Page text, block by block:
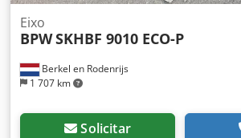
Berkel en Rodenrijs
1 707 km
Eixo
BPWSKHBF 9010 ECO-P
Solicitar